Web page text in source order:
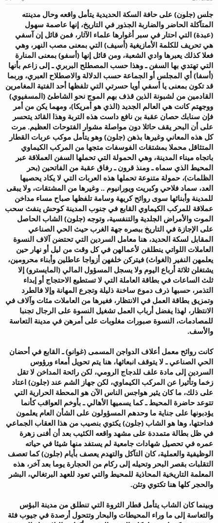
و
ض
ع
د
جلس (جلون) على حافة السكة الحديدية يتأمل واقعه وحال مدينته
المتآكلة الحاضر والضاربة الجذور في التاريخ، إنها عاصمة سهول
(عبدة) التي احتار في سبر أغوارها علماء الآثار، فمن قائل إن آسفي
هي تحريف للكلمة الأمازيغية (أسيف) التي بمعنى مصب النهر، وهي
فعلا كذلك يعبرها وادي الشعبة، ومن قائل إنها (أسفو) بمعنى المنارة
التي تهتدي بها السفن ـ وهذا حسب المصطلح البربري ـ إلى زاعم بأنها
(أسفا) أي المجلس أو الجماعة حسب الدلالة والاصطلاح العبري، وربما
قد تكون بمعنى يا أسفي أويا حسرتي التي تلفظها أحد الفتية المغامرين
القادمين من لشبونة الذين قذف بهم الموج نحو الشاطئ (المسفيوي)
ووجهتم كانت هي العالم الجديد (الذي هو أمريكا)، ومهما يكن من أمر
فإن سنابك حصان عقبة بن نافع داست هذه التربة وهذا القائد يتحسر
على أن البحر يقف حائلا دون مواصلة مشوار الفتوحات العظيم. مرت
كل هذه المعاني وغيرها بذهن (جلون) وهو يتأمل موكب عربات القطار
المتثاقل محملا بمشتقات الفوسفات متجها من المركب الكيماوي
باتجاه ميناء المدينة، وهي الحمولة التي تحملها السفن العملاقة عبر
المحيط الذي سماه ـ ومنذ قرون ـ رفاق عقبة من الفاتحين (بحر
الظلمات)، حمولة متنوعة تحملها هذه العربات التي لا يكاد يحصيها
العد، سماد فلاحي وكبريت ويورانيوم .. وغيرها من المشتقات، ولا يبقى
للمدينة وأبنائها سوى روائح كريهة وسامة تلفظها صباح مساء مداخن
عملاقة للمركب الكيماوي القابع في جنوب المدينة كوحش ينفث سحب
الموت والأمراض الجلدية والتنفسية، وتوجه (جلون) الشاب الحاصل
على الإجازة في التاريخ ببصره جهة الغرب حيث الحي الصناعي
المقابل لسكة الحديد، هنا معامل السردين التي تحتضن آلاف النسوة
العاملات اللواتي ينطلقن لأعمالهن في كل وقت من ليل أو نهار حين
يعلمهن النفير (الغواث) فيتركن خلفهن أزواجا عاطلين وأبناء محرومين،
يشتغلن ثلاثة أرباع اليوم ولا يسجل المسؤول المالي (المايسترو) إلا
ثلث الساعات في بطاقة العاملة التي لا تستطيع الاحتجاج أو إبداء
التذمر، حسبها ذرف دموع ساخنة ذليلة وتجرع المهانة وإلا فالطرد
وتمزيق بطاقة العمل في الانتظار، فغيرها من العاملات مئات وآلاف في
الانتظار، لهذا يفضل أرباب العمل تشغيل النسوة على الرجال تجنبا
للمصادمات، النسوة صبورات مغلوبات على أمرهن في مدينة التعاسة
والأسف.
كانت روائح معمل أعلاف الدواجن المسمى (غوانو) ـ القابع في أحضان
الحي الصناعي ـ لا يتوقف انبعاثها، هنا يتم تحويل أمعاء ورؤوس
السردين إلى مادة علف للدجاج الرومي، لكن رائحة المداخن لا تقل
زخما وتأثيرا عن المركب الكيماوي، لكن جهاز الشم عند (جلون) اعتاد
على ذلك، ما كان يثير هواجس الناس الآن هو المحطة الحرارية التي
تتوعد حاضرة المحيط ـ كما يسميها الأهالي ـ بأوخم العواقب كأنما
يؤدبونها على جناية ما وحدهم المسؤولون على الشأن العام يعلمون
فداحتها، وها هو الشاب (جلون) يكتوي بنصيب من هذا العقاب الجماعي
في ظل بطالة متمددة على مشهد واقعه الكئيب بعد أن أفنى زهرة
عمره في تحصيل شهادات جامعية لم يستفد منها شيئا في حياته
الوظيفية والعملية، كان التآكل والتهدم يعصف بأيام (جلون) كما تعصف
التقلبات بقصر البحر وتحيله إلى ركام من الحجارة يوما بعد آخر، هذه
المعلمة التاريخية المحاذية للمحيط والتي تعود للعهد البرتغالي، البشر
والحجر كلها هنا تكتوي وتئن.
وبينما كان الشاب يتأمل قطار الثروة التي تنطلق من مدينة البؤس
والتعاسة إلى ما وراء المحيطات والبحار وتتحول أرصدة في جيوب فئة